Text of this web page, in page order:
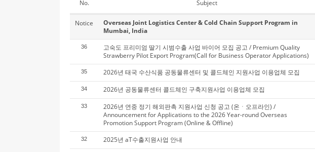
No. Subject
Notice
Overseas Joint Logistics Center & Cold Chain Support Program in
Mumbai, India
36
고숙도 프리미엄 딸기 시범수출 사업 바이어 모집 공고 / Premium Quality
Strawberry Pilot Export Program(Call for Business Operator Applications)
35 2026년 태국 수산식품 공동물류센터 및 콜드체인 지원사업 이용업체 모집
34 2026년 공동물류센터 콜드체인 구축지원사업 이용업체 모집
33
2026년 연중 정기 해외판촉 지원사업 신청 공고 (온ㆍ오프라인) /
Announcement for Applications to the 2026 Year-round Overseas
Promotion Support Program (Online & Offline)
32 2025년 aT수출지원사업 안내